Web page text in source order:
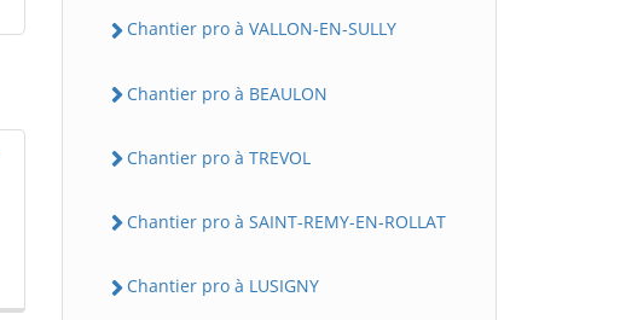
Chantier pro à VALLON-EN-SULLY
Chantier pro à BEAULON
Chantier pro à TREVOL
Chantier pro à SAINT-REMY-EN-ROLLAT
Chantier pro à LUSIGNY